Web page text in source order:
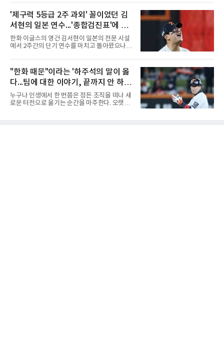
권대회 결승에서 모두 선명여고에 패해 준우승
에 머물렀다. 그러나 세 번째
하부고는 5일 충북 제천실내체육관에서 열린 대
회 남자 18세 이하부 준결승에서 남성고를 세트
스코어 3-1(25-17, 17-25, 25-21, 25-17)로 꺾
고 결승행 티켓을 따냈다. 인하부고는 높은 공격
성공률을 앞세워 경기 주도권을 잡으며 승리를
거뒀다.수성고도 준결승에서 속초고를 상대로
안정된 조직력을 바탕으로 3-1(25-23, 25-16,
고는 인하부고와 우승을 다툴 기회를 잡았다.여
자 18세 이하부에서는 중앙여고
'제구력 5등급 2주 과외' 꼴이었던 김
서현의 일본 연수...'종합검진표'에 불
과
한화 이글스의 영건 김서현이 일본의 전문 시설
에서 2주간의 단기 연수를 마치고 돌아왔으나,
출하며 야구 팬들과 전문가들 사이에 씁쓸한 뒷
맛을 남기고 있다.출국 당시만 해도 선수의 고질
적인 제구 문제를 해결할 특효약이 될 것처럼 포
장되었던 이번 연수는, 뚜껑을 열어보니 '제구력
5등급에게 2주짜리 족집게 과외를 붙여 1등급을
기대한 꼴'이었다는 냉정한 평가를 피하기 어렵
게 됐다.야구에서 투수의 제구력은 오랜 시간 투
"한화 때문"이라는 '하주석의 말이 옳
다...팀에 대한 이야기, 끝까지 안 하는
게 도리
누구나 인생에서 한 번쯤은 정든 조직을 떠나 새
로운 터전으로 옮기는 순간을 마주한다. 오랫동